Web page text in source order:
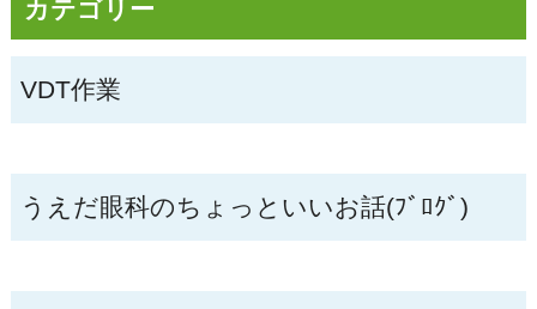
カテゴリー
VDT作業
うえだ眼科のちょっといいお話(ﾌﾞﾛｸﾞ)